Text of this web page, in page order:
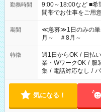
勤務時間
9:00～18:00など ■希望の時
間帯でお仕事をご用
17:00～22:00 13:00
期間
≪急募≫1日のみの
月～ ＃8月～
特徴 週1日からOK / 日払
業・WワークOK / 服
集 / 電話対応なし /
気になる！